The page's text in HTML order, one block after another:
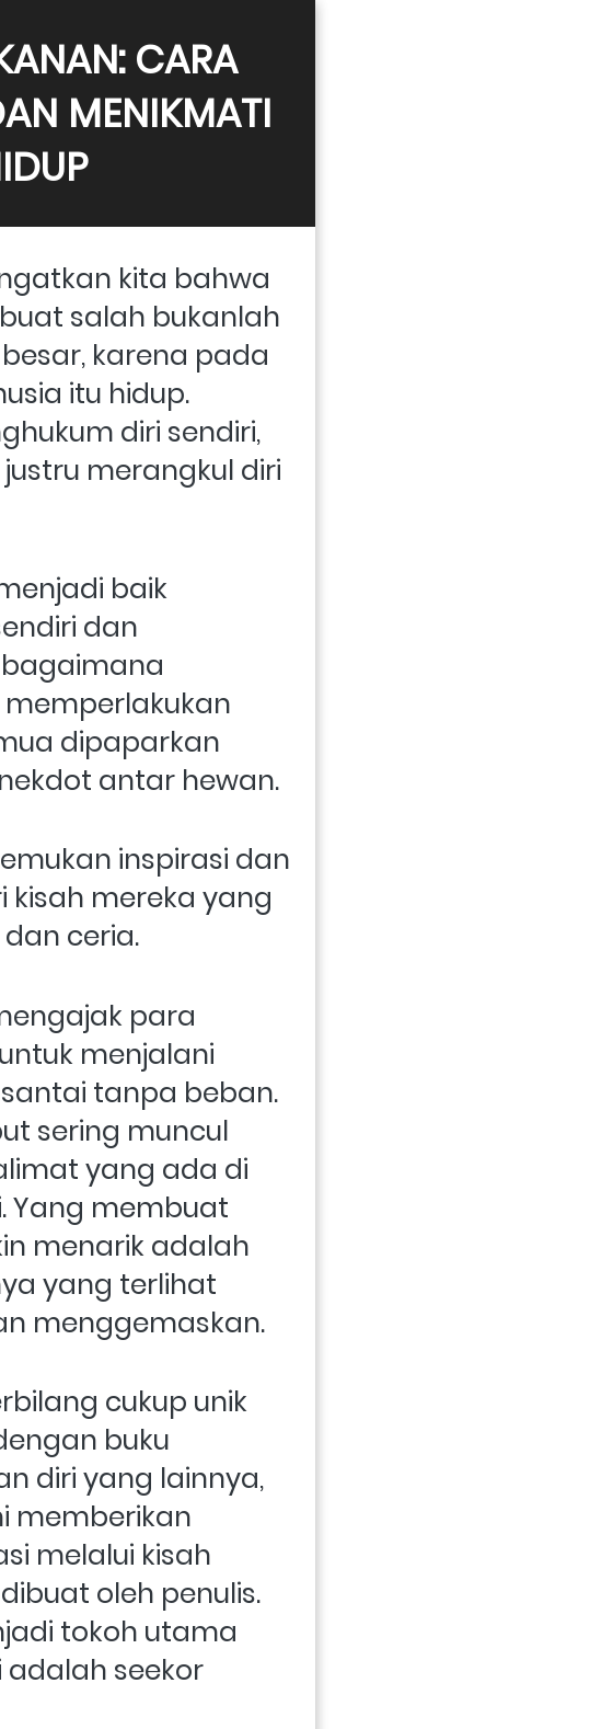
CARA
MENIKMATI
kita bahwa
salah bukanlah
karena pada
itu hidup.
diri sendiri,
merangkul diri
baik
dan
dipaparkan
antar hewan.
inspirasi dan
mereka yang
ceria.
para
menjalani
tanpa beban.
sering muncul
yang ada di
Yang membuat
menarik adalah
yang terlihat
menggemaskan.
cukup unik
buku
diri yang lainnya,
memberikan
melalui kisah
oleh penulis.
tokoh utama
seekor